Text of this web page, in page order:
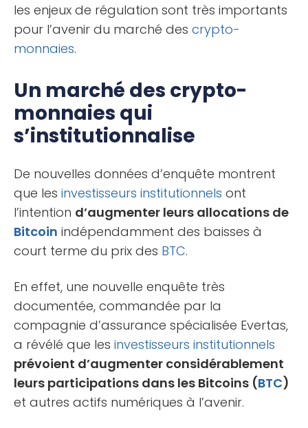
les enjeux de régulation sont très importants
pour l’avenir du marché des crypto-
monnaies.
Un marché des crypto-
monnaies qui
s’institutionnalise
De nouvelles données d’enquête montrent
que les investisseurs institutionnels ont
l’intention d’augmenter leurs allocations de
Bitcoin indépendamment des baisses à
court terme du prix des BTC.
En effet, une nouvelle enquête très
documentée, commandée par la
compagnie d’assurance spécialisée Evertas,
a révélé que les investisseurs institutionnels
prévoient d’augmenter considérablement
leurs participations dans les Bitcoins (BTC)
et autres actifs numériques à l’avenir.